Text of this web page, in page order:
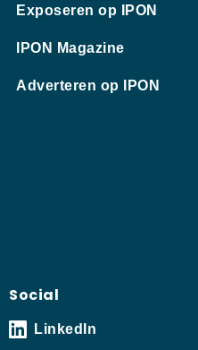
Exposeren op IPON
IPON Magazine
Adverteren op IPON
Social
LinkedIn